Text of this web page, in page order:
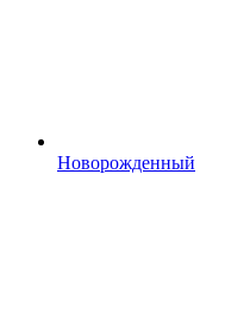
Новорожденный